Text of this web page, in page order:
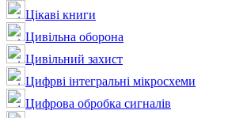
Цікаві книги
Цивільна оборона
Цивільний захист
Цифрві інтегральні мікросхеми
Цифрова обробка сигналів